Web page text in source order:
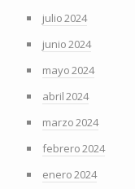
julio 2024
junio 2024
mayo 2024
abril 2024
marzo 2024
febrero 2024
enero 2024